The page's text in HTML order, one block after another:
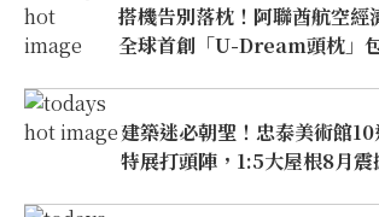
搭機告別落枕！阿聯酋航空經
全球首創「U-Dream頭枕」
建築迷必朝聖！忠泰美術館
特展打頭陣，1:5大屋根8月